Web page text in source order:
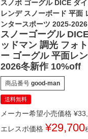
スノボ ゴーグル DICE ダ
レンデ スノーボード 平面
ンタースポーツ 2025-
スノーゴーグル
ッドマン 調光 フォ
ー ゴーグル 平面レ
2026冬新作 10%off
商品番号 good-man
送料無料
メーカー希望小売価格 ¥
エレスポ価格 ¥29,700